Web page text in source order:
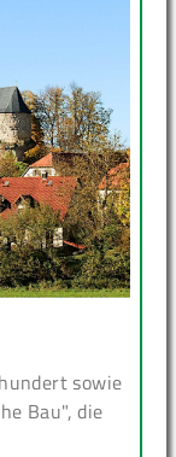
sowie
Bau", die